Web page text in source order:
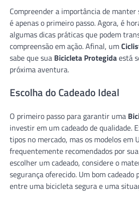
Compreender a importância de
é apenas o primeiro passo. Agora, é
algumas dicas práticas que podem
compreensão em ação. Afinal, um
sabe que sua Bicicleta Protegidaestá
próxima aventura.
Escolha do Cadeado Ideal
O primeiro passo para garantir uma
investir em um cadeado de qualidade.
tipos no mercado, mas os modelos em
frequentemente recomendados por
escolher um cadeado, considere o
segurança oferecido. Um bom cadeado
entre uma bicicleta segura e uma